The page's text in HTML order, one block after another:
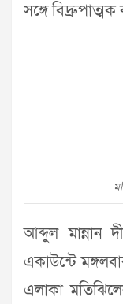
সঙ্গে
আব্দুল মান্নান
একাউন্টে
এলাকা